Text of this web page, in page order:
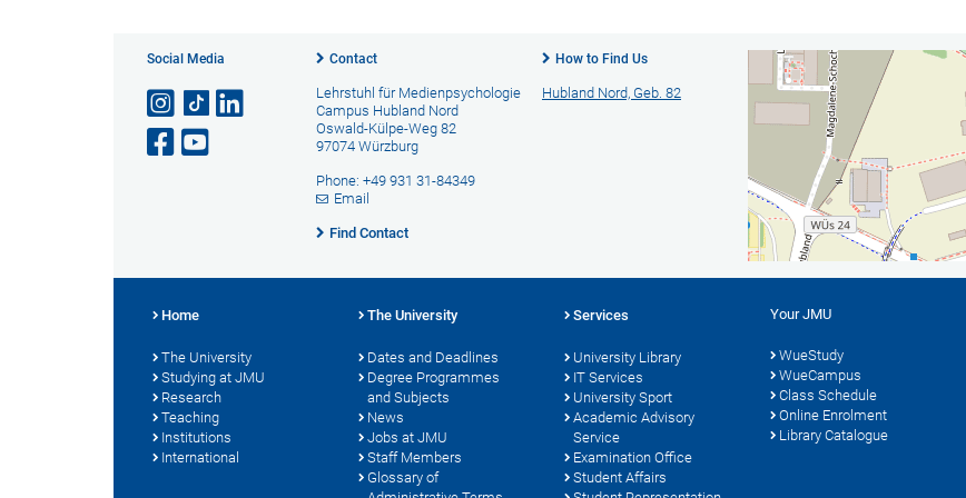
Social Media Contact
Lehrstuhl für Medienpsychologie
Campus Hubland Nord
Oswald-Külpe-Weg 82
97074 Würzburg
Phone: +49 931 31-84349
Email
Find Contact
How to Find Us
Hubland Nord, Geb. 82
Home
The University
Studying at JMU
Research
Teaching
Institutions
International
The University
Dates and Deadlines
Degree Programmes
and Subjects
News
Jobs at JMU
Staff Members
Glossary of
Services
University Library
IT Services
University Sport
Academic Advisory
Service
Examination Office
Student Affairs
Your JMU
WueStudy
WueCampus
Class Schedule
Online Enrolment
Library Catalogue